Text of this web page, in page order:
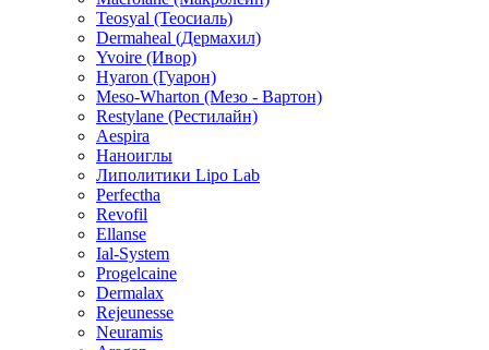
Teosyal (Теосиаль)
Dermaheal (Дермахил)
Yvoire (Ивор)
Hyaron (Гуарон)
Meso-Wharton (Мезо - Вартон)
Restylane (Рестилайн)
Aespira
Наноиглы
Липолитики Lipo Lab
Perfectha
Revofil
Ellanse
Ial-System
Progelcaine
Dermalax
Rejeunesse
Neuramis